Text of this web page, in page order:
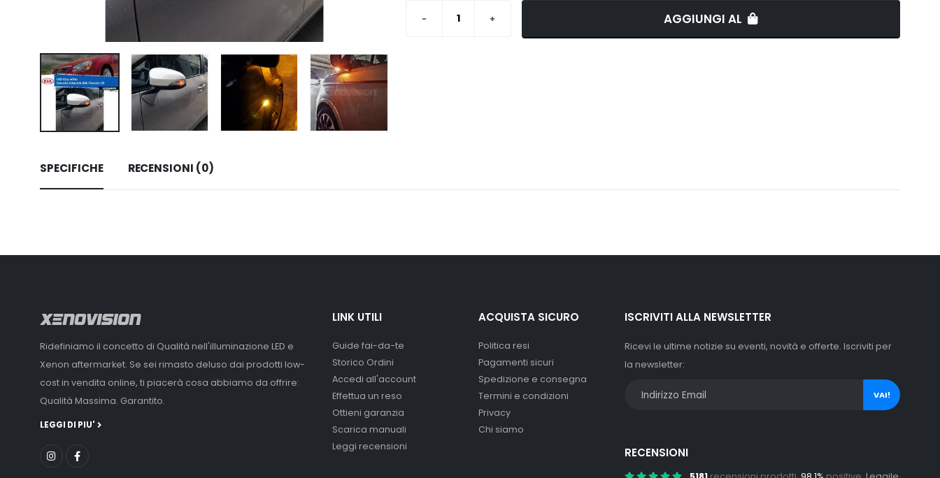
AGGIUNGI AL
SPECIFICHE RECENSIONI (0)
Ridefiniamo il concetto di Qualità nell'illuminazione LED e
Xenon aftermarket. Se sei rimasto deluso dai prodotti low-
cost in vendita online, ti piacerà cosa abbiamo da offrire:
Qualità Massima. Garantito.
LEGGI DI PIU'
LINK UTILI
Guide fai-da-te
Storico Ordini
Accedi all'account
Effettua un reso
Ottieni garanzia
Scarica manuali
Leggi recensioni
ACQUISTA SICURO
Politica resi
Pagamenti sicuri
Spedizione e consegna
Termini e condizioni
Privacy
Chi siamo
ISCRIVITI ALLA NEWSLETTER
Ricevi le ultime notizie su eventi, novità e offerte. Iscriviti per
la newsletter:
VAI!
RECENSIONI